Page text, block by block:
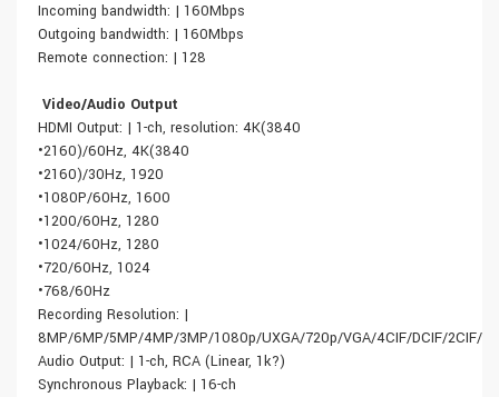
Incoming bandwidth: | 160Mbps
Outgoing bandwidth: | 160Mbps
Remote connection: | 128
Video/Audio Output
HDMI Output: | 1-ch, resolution: 4K(3840
•2160)/60Hz, 4K(3840
•2160)/30Hz, 1920
•1080P/60Hz, 1600
•1200/60Hz, 1280
•1024/60Hz, 1280
•720/60Hz, 1024
•768/60Hz
Recording Resolution: |
8MP/6MP/5MP/4MP/3MP/1080p/UXGA/720p/VGA/4CIF/DCIF/2CIF/
Audio Output: | 1-ch, RCA (Linear, 1k?)
Synchronous Playback: | 16-ch